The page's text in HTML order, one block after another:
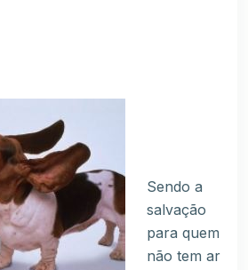
Sendo a
salvação
para quem
não tem ar